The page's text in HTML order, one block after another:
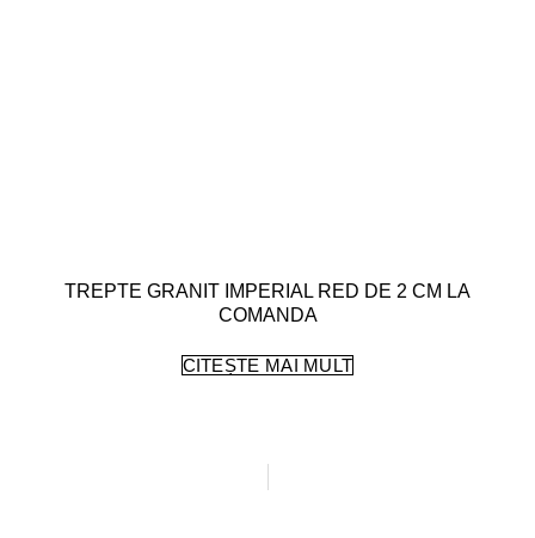
TREPTE GRANIT IMPERIAL RED DE 2 CM LA
COMANDA
CITEȘTE MAI MULT